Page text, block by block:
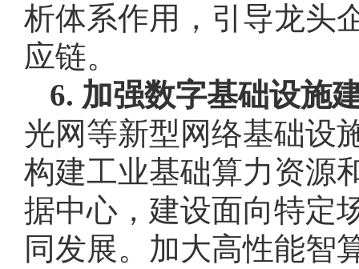
析体系作用，引导龙头
应链。
6. 加强数字基础设施
光网等新型网络基础设
构建工业基础算力资源
据中心，建设面向特定
同发展。加大高性能智